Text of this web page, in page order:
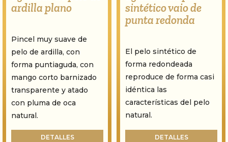
ardilla plano
Pincel muy suave de
pelo de ardilla, con
forma puntiaguda, con
mango corto barnizado
transparente y atado
con pluma de oca
natural.
DETALLES
sintético vaio de
punta redonda
El pelo sintético de
forma redondeada
reproduce de forma casi
idéntica las
características del pelo
natural.
DETALLES